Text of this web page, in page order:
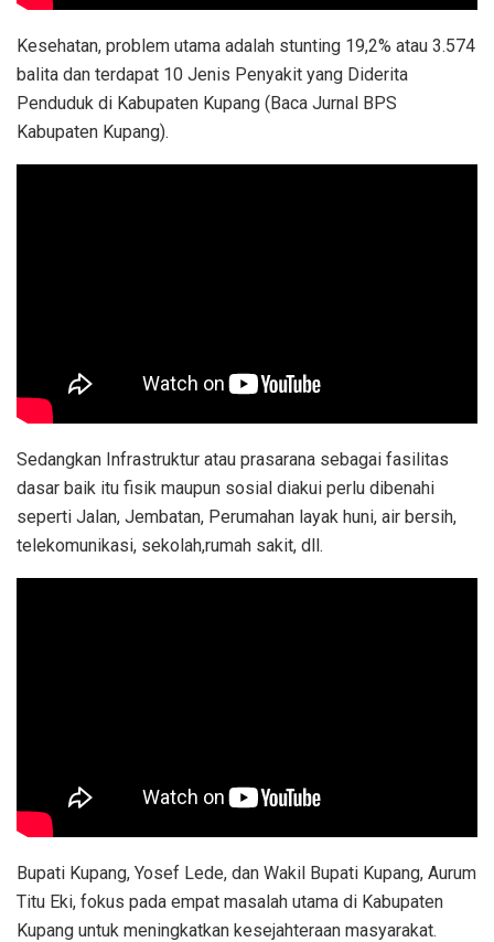
Kesehatan, problem utama adalah stunting 19,2% atau 3.574
balita dan terdapat 10 Jenis Penyakit yang Diderita
Penduduk di Kabupaten Kupang (Baca Jurnal BPS
Kabupaten Kupang).
Sedangkan Infrastruktur atau prasarana sebagai fasilitas
dasar baik itu fisik maupun sosial diakui perlu dibenahi
seperti Jalan, Jembatan, Perumahan layak huni, air bersih,
telekomunikasi, sekolah,rumah sakit, dll.
Bupati Kupang, Yosef Lede, dan Wakil Bupati Kupang, Aurum
Titu Eki, fokus pada empat masalah utama di Kabupaten
Kupang untuk meningkatkan kesejahteraan masyarakat.